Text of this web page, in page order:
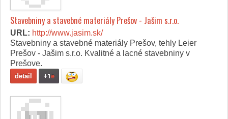
Stavebniny a stavebné materiály Prešov - Jašim s.r.o.
URL: http://www.jasim.sk/
Stavebniny a stavebné materiály Prešov, tehly Leier
Prešov - Jašim s.r.o. Kvalitné a lacné stavebniny v
Prešove.
detail +1e